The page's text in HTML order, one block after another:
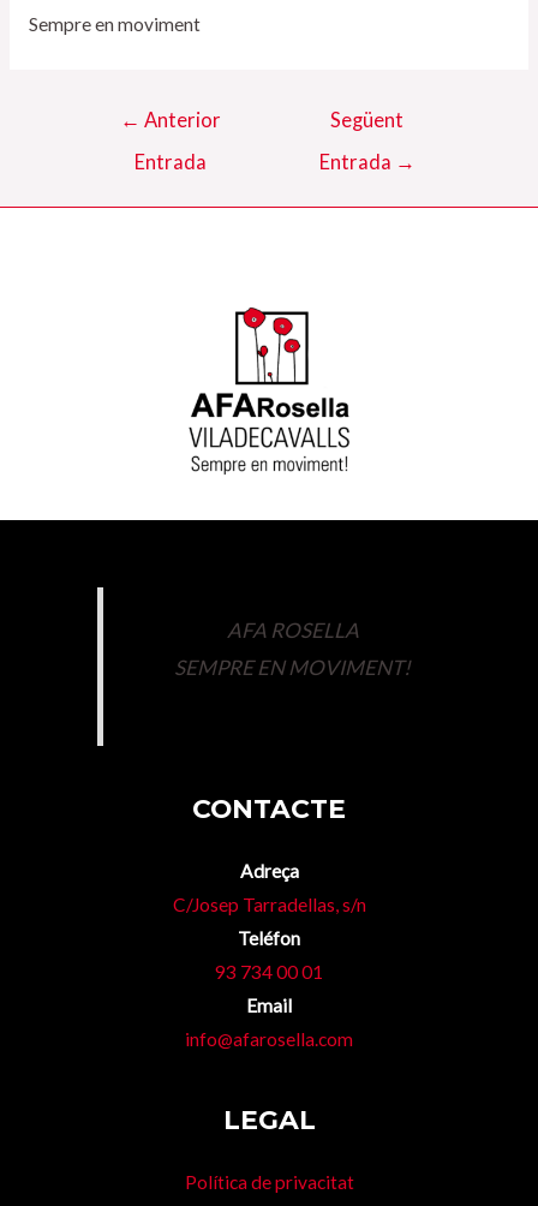
Sempre en moviment
Navegació
← Anterior
Entrada
Següent
Entrada →
AFA ROSELLA
SEMPRE EN MOVIMENT!
CONTACTE
Adreça
C/Josep Tarradellas, s/n
Teléfon
93 734 00 01
Email
info@afarosella.com
LEGAL
Política de privacitat